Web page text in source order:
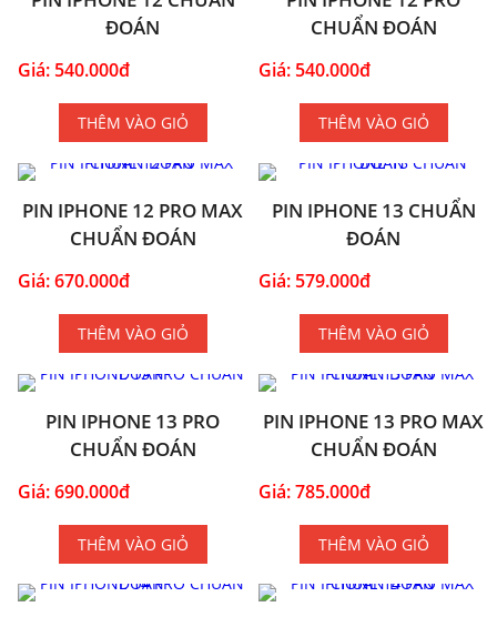
ĐOÁN
Giá: 540.000đ
THÊM VÀO GIỎ
CHUẨN ĐOÁN
Giá: 540.000đ
THÊM VÀO GIỎ
PIN IPHONE 12 PRO MAX
CHUẨN ĐOÁN
Giá: 670.000đ
THÊM VÀO GIỎ
PIN IPHONE 13 CHUẨN
ĐOÁN
Giá: 579.000đ
THÊM VÀO GIỎ
PIN IPHONE 13 PRO
CHUẨN ĐOÁN
Giá: 690.000đ
THÊM VÀO GIỎ
PIN IPHONE 13 PRO MAX
CHUẨN ĐOÁN
Giá: 785.000đ
THÊM VÀO GIỎ